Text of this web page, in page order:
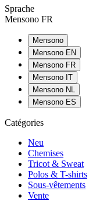
Sprache
Mensono FR
Mensono
Mensono EN
Mensono FR
Mensono IT
Mensono NL
Mensono ES
Catégories
Neu
Chemises
Tricot & Sweat
Polos & T-shirts
Sous-vêtements
Vente